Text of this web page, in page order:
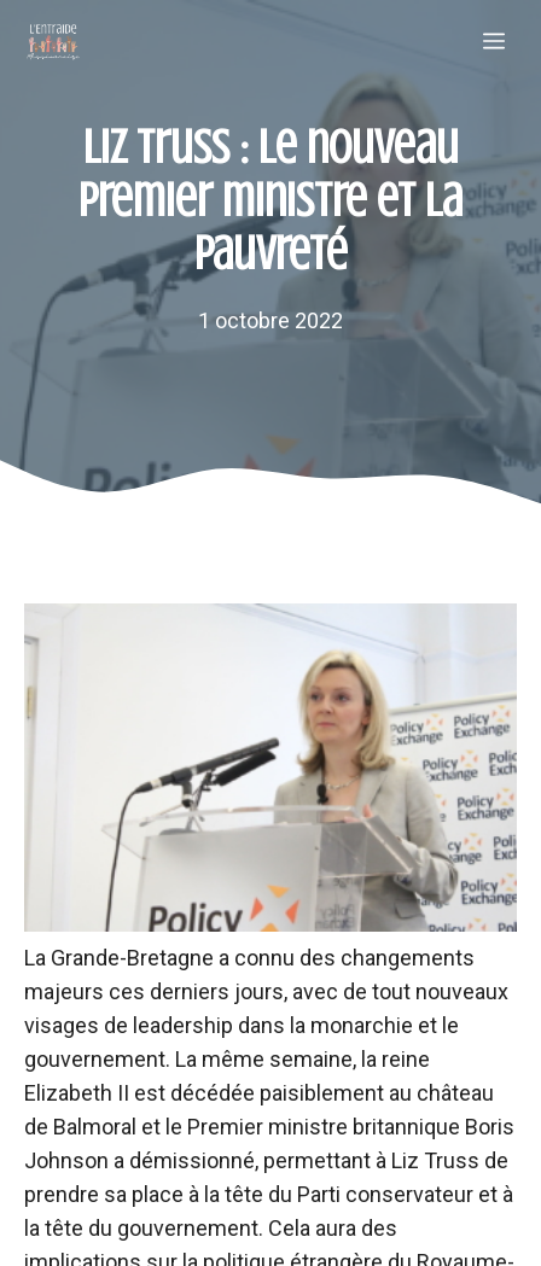
Liz Truss : Le nouveau
premier ministre et la
pauvreté
1 octobre 2022
La Grande-Bretagne a connu des changements
majeurs ces derniers jours, avec de tout nouveaux
visages de leadership dans la monarchie et le
gouvernement. La même semaine, la reine
Elizabeth II est décédée paisiblement au château
de Balmoral et le Premier ministre britannique Boris
Johnson a démissionné, permettant à Liz Truss de
prendre sa place à la tête du Parti conservateur et à
la tête du gouvernement. Cela aura des